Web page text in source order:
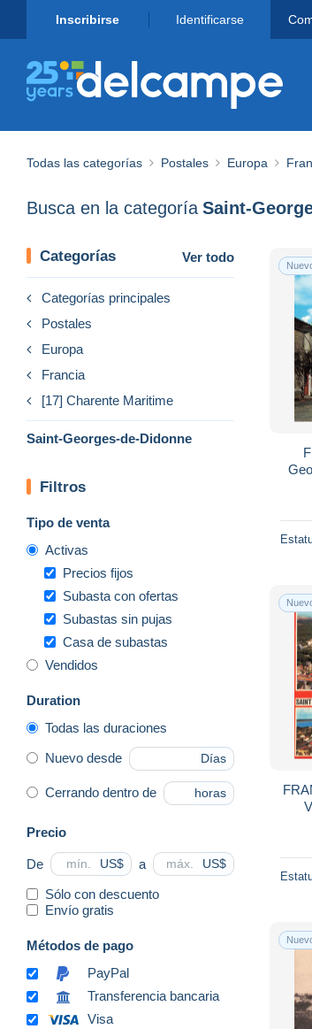
Inscribirse Identificarse
Todas las categorías Postales Europa
Busca en la categoría Saint-
Categorías Ver todo
Categorías principales
Postales
Europa
Francia
[17] Charente Maritime
Saint-Georges-de-Didonne
Filtros
Tipo de venta
Activas
Precios fijos
Subasta con ofertas
Subastas sin pujas
Casa de subastas
Vendidos
Duration
Todas las duraciones
Nuevo desde Días
Cerrando dentro de horas
Precio
De US$ a US$
Sólo con descuento
Envío gratis
Métodos de pago
PayPal
Transferencia bancaria
Visa